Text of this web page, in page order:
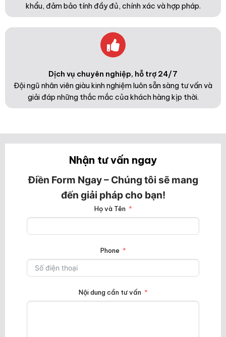
khẩu, đảm bảo tính đầy đủ, chính xác và hợp pháp.
Dịch vụ chuyên nghiệp, hỗ trợ 24/7
Đội ngũ nhân viên giàu kinh nghiệm luôn sẵn sàng tư vấn và
giải đáp những thắc mắc của khách hàng kịp thời.
Nhận tư vấn ngay
Điền Form Ngay – Chúng tôi sẽ mang
đến giải pháp cho bạn!
Họ và Tên
Phone
Nội dung cần tư vấn